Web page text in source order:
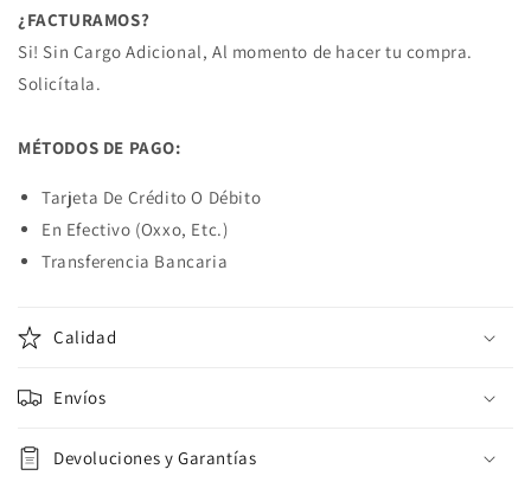
¿FACTURAMOS?
Si! Sin Cargo Adicional, Al momento de hacer tu compra.
Solicítala.
MÉTODOS DE PAGO:
Tarjeta De Crédito O Débito
En Efectivo (Oxxo, Etc.)
Transferencia Bancaria
Calidad
Envíos
Devoluciones y Garantías